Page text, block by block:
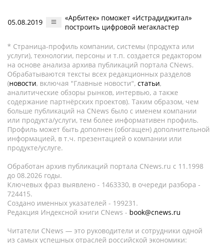
05.08.2019
«Арбитек» поможет «Истрадиджитал»
построить цифровой мегакластер
* Страница-профиль компании, системы (продукта или
услуги), технологии, персоны и т.п. создается редактором
на основе анализа архива публикаций портала CNews.
Обрабатываются тексты всех редакционных разделов
(новости, включая "Главные новости", статьи,
аналитические обзоры рынков, интервью, а также
содержание партнёрских проектов). Таким образом, чем
больше публикаций на CNews было с именем компании
или продукта/услуги, тем более информативен профиль.
Профиль может быть дополнен (обогащен) дополнительной
информацией, в т.ч. презентацией о компании или
продукте/услуге.
Обработан архив публикаций портала CNews.ru c 11.1998
до 08.2026 годы.
Ключевых фраз выявлено - 1463330, в очереди разбора -
724415.
Создано именных указателей - 199231.
Редакция Индексной книги CNews - book@cnews.ru
Читатели CNews — это руководители и сотрудники одной
из самых успешных отраслей российской экономики: